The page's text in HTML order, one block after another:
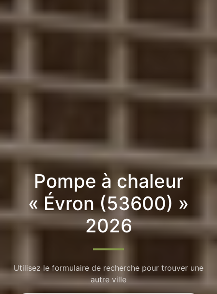
Pompe à chaleur
« Évron (53600) »
2026
Utilisez le formulaire de recherche pour trouver une
autre ville